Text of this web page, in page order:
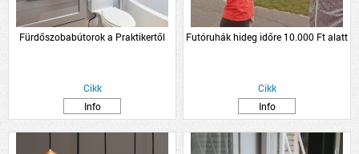
Fürdőszobabútorok a Praktikertől
Cikk
Info
Futóruhák hideg időre 10.000 Ft alatt
Cikk
Info